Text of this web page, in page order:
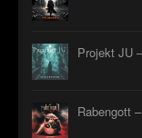
Projekt JU
Rabengott